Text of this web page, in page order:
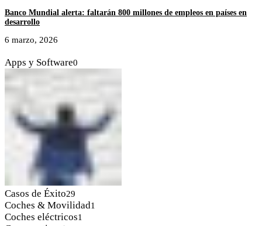
Banco Mundial alerta: faltarán 800 millones de empleos en países en
desarrollo
6 marzo, 2026
Apps y Software0
Casos de Éxito29
Coches & Movilidad1
Coches eléctricos1